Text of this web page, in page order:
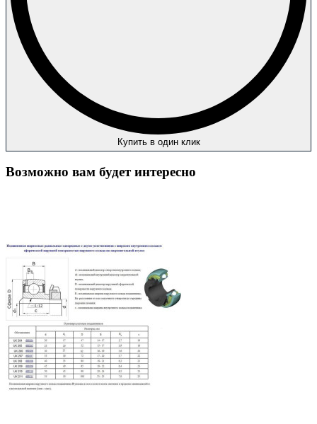
Купить в один клик
Возможно вам будет интересно